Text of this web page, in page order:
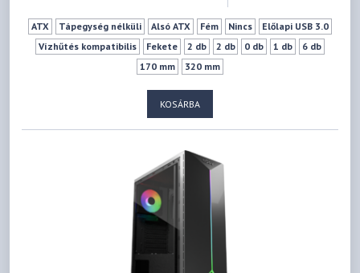
ATX Tápegység nélküli Alsó ATX Fém Nincs
Előlapi USB 3.0
Vízhűtés kompatibilis
Fekete 2 db 2 db 0 db 1 db
6 db
170 mm
320 mm
KOSÁRBA